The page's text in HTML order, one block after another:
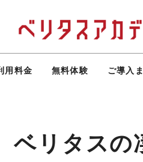
用料金 無料体験 ご導入
ベリタスの